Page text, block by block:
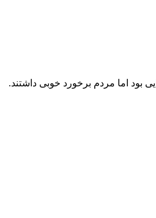
بود اما مردم برخورد خوبی داشتند.